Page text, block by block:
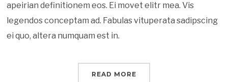
apeirian definitionem eos. Ei movet elitr mea. Vis
legendos conceptam ad. Fabulas vituperata sadipscing
ei quo, altera numquam est in.
READ MORE